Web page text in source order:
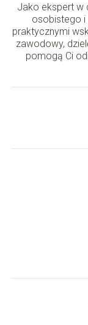
Jako ekspert w
osobistego i
praktycznymi
zawodowy,
pomogą Ci